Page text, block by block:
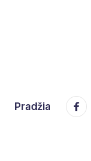
Pradžia